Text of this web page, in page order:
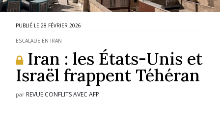
28 FÉVRIER 2026
ESCALADE EN IRAN
Iran : les États-Unis et
Israël frappent Téhéran
par REVUE CONFLITS AVEC AFP